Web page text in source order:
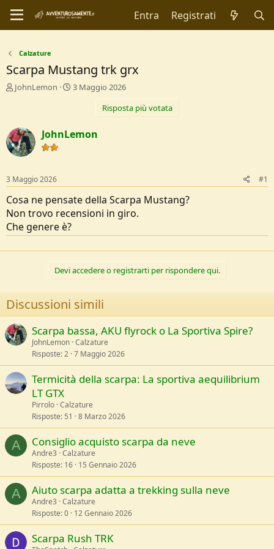
Entra Registrati
Calzature
Scarpa Mustang trk grx
C
t
o
r
D
i
s
u
s
i
JohnLemon
D
d
i
z
i
3 Maggio 2026
Risposta più votata
JohnLemon
3 Maggio 2026 #1
Cosa ne pensate della Scarpa Mustang?
Non trovo recensioni in giro.
Che genere è?
Devi accedere o registrarti per rispondere qui.
Discussioni simili
Scarpa bassa, AKU flyrock o La Sportiva Spire?
JohnLemon Calzature
Risposte 2 7 Maggio 2026
Termicità della scarpa: La sportiva aequilibrium
LT GTX
Pirrolo Calzature
Risposte 51 8 Marzo 2026
A Consiglio acquisto scarpa da neve
Andre3 Calzature
Risposte 16 15 Gennaio 2026
A Aiuto scarpa adatta a trekking sulla neve
Andre3 Calzature
Risposte 0 12 Gennaio 2026
Scarpa Rush TRK